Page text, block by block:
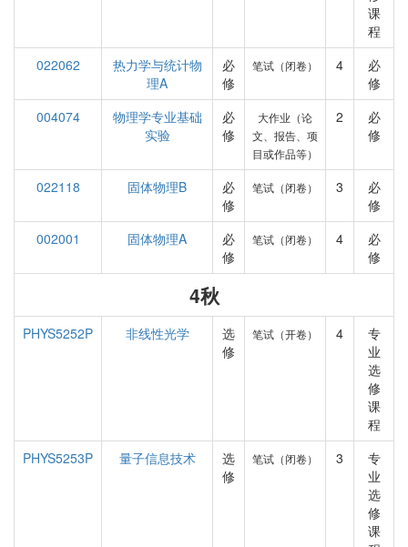
课
程
022062
热力学与统计物
理A
必
修
笔试（闭卷） 4
必
修
004074
物理学专业基础
实验
必
修
大作业（论
文、报告、项
目或作品等）
2
必
修
022118 固体物理B
必
修
笔试（闭卷） 3
必
修
002001
固体物理A
必
修
笔试（闭卷） 4
必
修
4秋
PHYS5252P 非线性光学
选
修
笔试（开卷） 4
专
业
选
修
课
程
PHYS5253P
量子信息技术
选
修
笔试（闭卷） 3
专
业
选
修
课